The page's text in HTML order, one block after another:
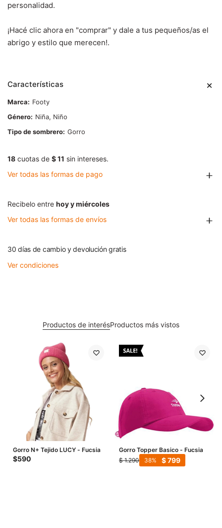
personalidad.
¡Hacé clic ahora en "comprar" y dale a tus pequeños/as el
abrigo y estilo que merecen!.
Características
Marca
Footy
Género
Niña, Niño
Tipo de sombrero Gorro
18 cuotas de $ 11 sin intereses.
Ver todas las formas de pago
Recibelo entre hoy y miércoles
Ver todas las formas de envíos
30 días de cambio y devolución gratis
Ver condiciones
Productos de interésProductos más vistos
Gorro N+ Tejido LUCY - Fucsia
$590
Gorro Topper Basico - Fucsia
$ 1.290 $799
38